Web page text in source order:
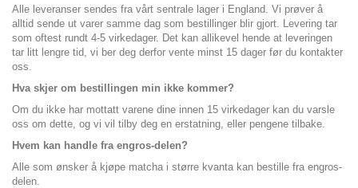
Alle leveranser sendes fra vårt sentrale lager i England. Vi prøver å
alltid sende ut varer samme dag som bestillinger blir gjort. Levering tar
som oftest rundt 4-5 virkedager. Det kan allikevel hende at leveringen
tar litt lengre tid, vi ber deg derfor vente minst 15 dager før du kontakter
oss.
Hva skjer om bestillingen min ikke kommer?
Om du ikke har mottatt varene dine innen 15 virkedager kan du varsle
oss om dette, og vi vil tilby deg en erstatning, eller pengene tilbake.
Hvem kan handle fra engros-delen?
Alle som ønsker å kjøpe matcha i større kvanta kan bestille fra engros-
delen.